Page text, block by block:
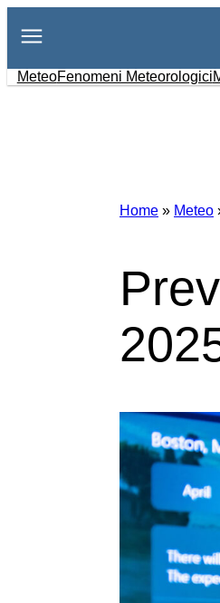
contenuto
MeteoFenomeni Meteorologici
Home » Meteo